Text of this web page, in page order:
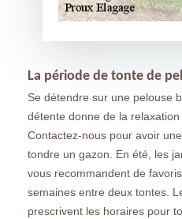
La période de tonte de
Se détendre sur une pelouse
détente donne de la
Contactez-nous pour avoir
tondre un gazon. En été, les
vous recommandent de
semaines entre deux tontes.
prescrivent les horaires pour